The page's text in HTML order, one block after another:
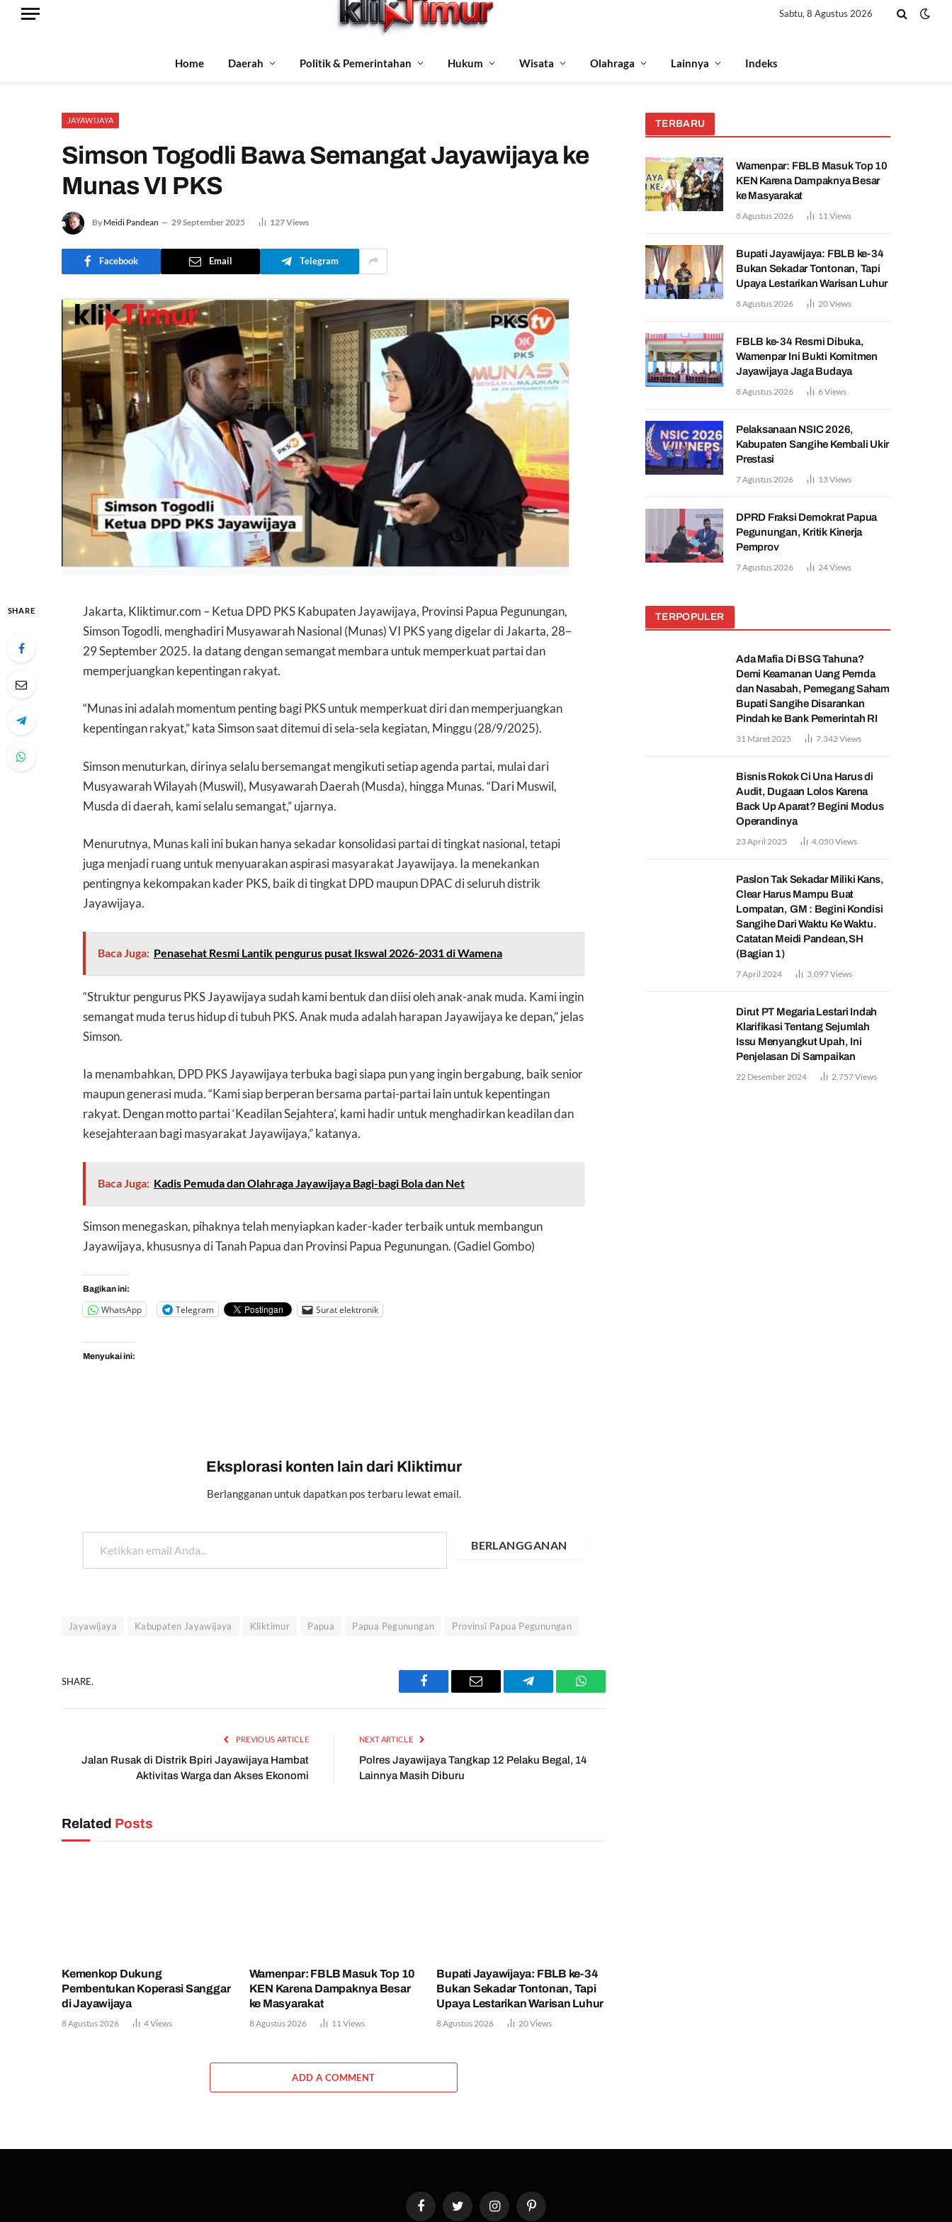
Sabtu, 8 Agustus 2026
Home Daerah Politik & Pemerintahan Hukum Wisata Olahraga Lainnya Indeks
JAYAWIJAYA
Simson Togodli Bawa Semangat Jayawijaya ke
Munas VI PKS
By Meidi Pandean 29 September 2025 127Views
Facebook Email Telegram
SHARE
Jakarta, Kliktimur.com – Ketua DPD PKS Kabupaten Jayawijaya, Provinsi Papua Pegunungan,
Simson Togodli, menghadiri Musyawarah Nasional (Munas) VI PKS yang digelar di Jakarta, 28–
29 September 2025. Ia datang dengan semangat membara untuk memperkuat partai dan
memperjuangkan kepentingan rakyat.
“Munas ini adalah momentum penting bagi PKS untuk memperkuat diri dan memperjuangkan
kepentingan rakyat,” kata Simson saat ditemui di sela-sela kegiatan, Minggu (28/9/2025).
Simson menuturkan, dirinya selalu bersemangat mengikuti setiap agenda partai, mulai dari
Musyawarah Wilayah (Muswil), Musyawarah Daerah (Musda), hingga Munas. “Dari Muswil,
Musda di daerah, kami selalu semangat,” ujarnya.
Menurutnya, Munas kali ini bukan hanya sekadar konsolidasi partai di tingkat nasional, tetapi
juga menjadi ruang untuk menyuarakan aspirasi masyarakat Jayawijaya. Ia menekankan
pentingnya kekompakan kader PKS, baik di tingkat DPD maupun DPAC di seluruh distrik
Jayawijaya.
Baca Juga: Penasehat Resmi Lantik pengurus pusat Ikswal 2026-2031 di Wamena
“Struktur pengurus PKS Jayawijaya sudah kami bentuk dan diisi oleh anak-anak muda. Kami ingin
semangat muda terus hidup di tubuh PKS. Anak muda adalah harapan Jayawijaya ke depan,” jelas
Simson.
Ia menambahkan, DPD PKS Jayawijaya terbuka bagi siapa pun yang ingin bergabung, baik senior
maupun generasi muda. “Kami siap berperan bersama partai-partai lain untuk kepentingan
rakyat. Dengan motto partai ‘Keadilan Sejahtera’, kami hadir untuk menghadirkan keadilan dan
kesejahteraan bagi masyarakat Jayawijaya,” katanya.
Baca Juga: Kadis Pemuda dan Olahraga Jayawijaya Bagi-bagi Bola dan Net
Simson menegaskan, pihaknya telah menyiapkan kader-kader terbaik untuk membangun
Jayawijaya, khususnya di Tanah Papua dan Provinsi Papua Pegunungan. (Gadiel Gombo)
Bagikan ini:
WhatsApp Telegram Surat elektronik
Menyukai ini:
Eksplorasi konten lain dari Kliktimur
Berlangganan untuk dapatkan pos terbaru lewat email.
Ketikkan email Anda...
BERLANGGANAN
Jayawijaya Kabupaten Jayawijaya Kliktimur Papua Papua Pegunungan Provinsi Papua Pegunungan
SHARE.
Facebook Email Telegram WhatsApp
PREVIOUS ARTICLE
Jalan Rusak di Distrik Bpiri Jayawijaya Hambat
Aktivitas Warga dan Akses Ekonomi
NEXT ARTICLE
Polres Jayawijaya Tangkap 12 Pelaku Begal, 14
Lainnya Masih Diburu
Related Posts
Kemenkop Dukung
Pembentukan Koperasi Sanggar
di Jayawijaya
8 Agustus 2026 4Views
Wamenpar: FBLB Masuk Top 10
KEN Karena Dampaknya Besar
ke Masyarakat
8 Agustus 2026 11Views
Bupati Jayawijaya: FBLB ke-34
Bukan Sekadar Tontonan, Tapi
Upaya Lestarikan Warisan Luhur
8 Agustus 2026 20Views
ADD A COMMENT
TERBARU
Wamenpar: FBLB Masuk Top 10
KEN Karena Dampaknya Besar
ke Masyarakat
8 Agustus 2026 11 Views
Bupati Jayawijaya: FBLB ke-34
Bukan Sekadar Tontonan, Tapi
Upaya Lestarikan Warisan Luhur
8 Agustus 2026 20Views
FBLB ke-34 Resmi Dibuka,
Wamenpar Ini Bukti Komitmen
Jayawijaya Jaga Budaya
8 Agustus 2026 6Views
Pelaksanaan NSIC 2026,
Kabupaten Sangihe Kembali Ukir
Prestasi
7 Agustus 2026 13Views
DPRD Fraksi Demokrat Papua
Pegunungan, Kritik Kinerja
Pemprov
7 Agustus 2026 24Views
TERPOPULER
Ada Mafia Di BSG Tahuna?
Demi Keamanan Uang Pemda
dan Nasabah, Pemegang Saham
Bupati Sangihe Disarankan
Pindah ke Bank Pemerintah RI
31 Maret 2025 7,342 Views
Bisnis Rokok Ci Una Harus di
Audit, Dugaan Lolos Karena
Back Up Aparat? Begini Modus
Operandinya
23 April 2025 4,050Views
Paslon Tak Sekadar Miliki Kans,
Clear Harus Mampu Buat
Lompatan, GM : Begini Kondisi
Sangihe Dari Waktu Ke Waktu.
Catatan Meidi Pandean,SH
(Bagian 1)
7 April 2024 3,097Views
Dirut PT Megaria Lestari Indah
Klarifikasi Tentang Sejumlah
Issu Menyangkut Upah, Ini
Penjelasan Di Sampaikan
22 Desember 2024 2,757Views
FacebookTwitter InstagramPinterest